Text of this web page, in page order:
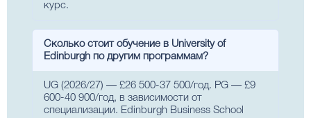
курс.
Сколько стоит обучение в University of
Edinburgh по другим программам?
UG (2026/27) — £26 500-37 500/год. PG — £9
600-40 900/год, в зависимости от
специализации. Edinburgh Business School